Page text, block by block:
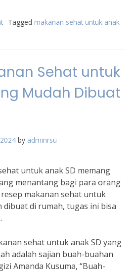
Tagged makanan sehat untuk anak
Sehat untuk
Mudah Dibuat
by adminrsu
untuk anak SD memang
menantang bagi para orang
makanan sehat untuk
dibuat di rumah, tugas ini bisa
sehat untuk anak SD yang
adalah sajian buah-buahan
Amanda Kusuma, “Buah-